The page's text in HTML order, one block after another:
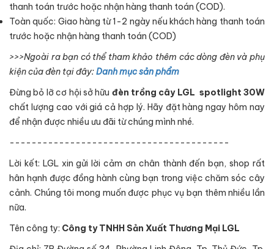
thanh toán trước hoặc nhận hàng thanh toán (COD).
Toàn quốc: Giao hàng từ 1-2 ngày nếu khách hàng thanh toán
trước hoặc nhận hàng thanh toán (COD)
>>>Ngoài ra bạn có thể tham khảo thêm các dòng đèn và phụ
kiện của đèn tại đây:Danh mục sản phẩm
Đừng bỏ lỡ cơ hội sở hữu đèn trồng cây LGL spotlight 30W
chất lượng cao với giá cả hợp lý. Hãy đặt hàng ngay hôm nay
để nhận được nhiều ưu đãi từ chúng mình nhé.
----------------------------------------
Lời kết: LGL xin gửi lời cảm ơn chân thành đến bạn, shop rất
hân hạnh được đồng hành cùng bạn trong việc chăm sóc cây
cảnh. Chúng tôi mong muốn được phục vụ bạn thêm nhiều lần
nữa.
Tên công ty: Công ty TNHH Sản Xuất Thương Mại LGL